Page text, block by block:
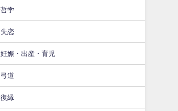
哲学
失恋
妊娠・出産・育児
弓道
復縁